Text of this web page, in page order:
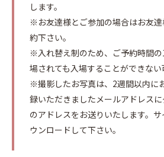
します。
※お友達様とご参加の場合はお友
約下さい。
※入れ替え制のため、ご予約時間
場されても入場することができない
※撮影したお写真は、2週間以内に
録いただきましたメールアドレス
のアドレスをお送りいたします。
ウンロードして下さい。